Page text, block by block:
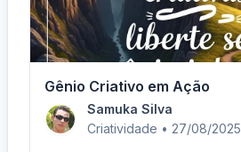
Gênio Criativo em Ação
Samuka Silva
Criatividade • 27/08/2025